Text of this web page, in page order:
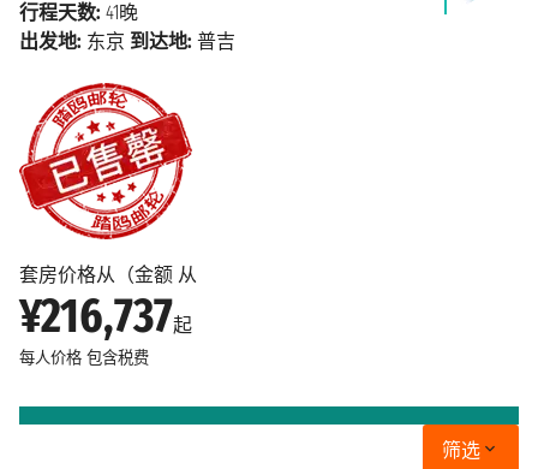
套房价格从（金额 从
¥216,737起
每人价格 包含税费
行程天数: 41晚
出发地: 东京 到达地: 普吉
筛选